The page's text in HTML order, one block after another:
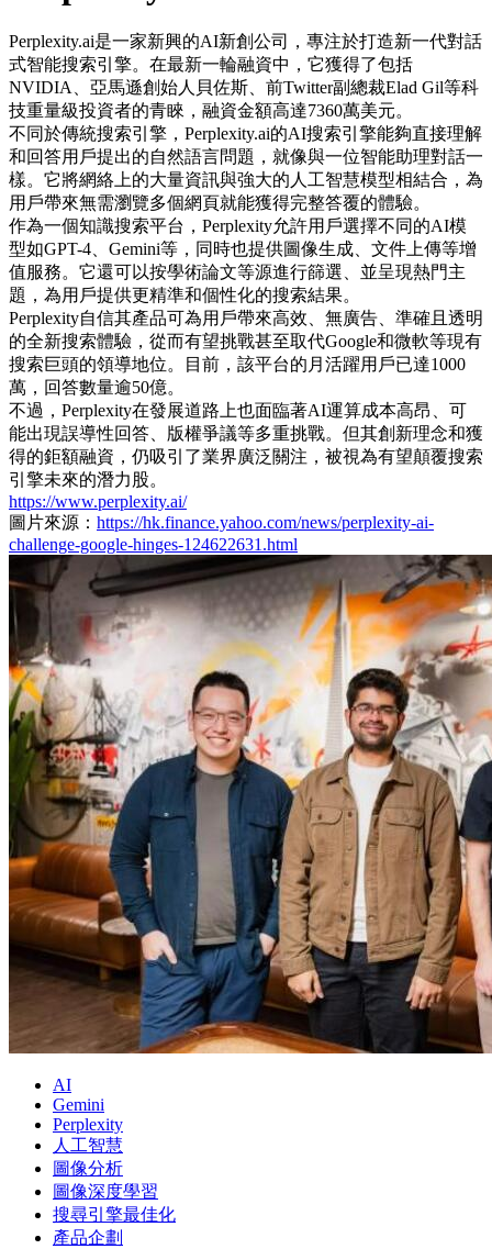
Perplexity.ai是一家新興的AI新創公司，專注於打造新一代對話
式智能搜索引擎。在最新一輪融資中，它獲得了包括
NVIDIA、亞馬遜創始人貝佐斯、前Twitter副總裁Elad Gil等科
技重量級投資者的青睞，融資金額高達7360萬美元。
不同於傳統搜索引擎，Perplexity.ai的AI搜索引擎能夠直接理解
和回答用戶提出的自然語言問題，就像與一位智能助理對話一
樣。它將網絡上的大量資訊與強大的人工智慧模型相結合，為
用戶帶來無需瀏覽多個網頁就能獲得完整答覆的體驗。
作為一個知識搜索平台，Perplexity允許用戶選擇不同的AI模
型如GPT-4、Gemini等，同時也提供圖像生成、文件上傳等增
值服務。它還可以按學術論文等源進行篩選、並呈現熱門主
題，為用戶提供更精準和個性化的搜索結果。
Perplexity自信其產品可為用戶帶來高效、無廣告、準確且透明
的全新搜索體驗，從而有望挑戰甚至取代Google和微軟等現有
搜索巨頭的領導地位。目前，該平台的月活躍用戶已達1000
萬，回答數量逾50億。
不過，Perplexity在發展道路上也面臨著AI運算成本高昂、可
能出現誤導性回答、版權爭議等多重挑戰。但其創新理念和獲
得的鉅額融資，仍吸引了業界廣泛關注，被視為有望顛覆搜索
引擎未來的潛力股。
https://www.perplexity.ai/
圖片來源： https://hk.finance.yahoo.com/news/perplexity-ai-
challenge-google-hinges-124622631.html
AI
Gemini
Perplexity
人工智慧
圖像分析
圖像深度學習
搜尋引擎最佳化
產品企劃